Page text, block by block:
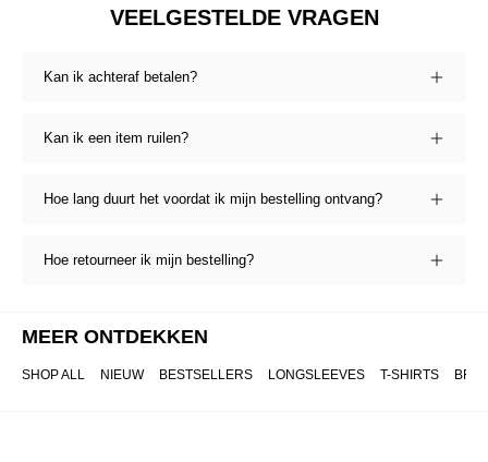
VEELGESTELDE VRAGEN
Kan ik achteraf betalen?
Kan ik een item ruilen?
Hoe lang duurt het voordat ik mijn bestelling ontvang?
Hoe retourneer ik mijn bestelling?
MEER ONTDEKKEN
SHOP ALL NIEUW BESTSELLERS LONGSLEEVES T-SHIRTS